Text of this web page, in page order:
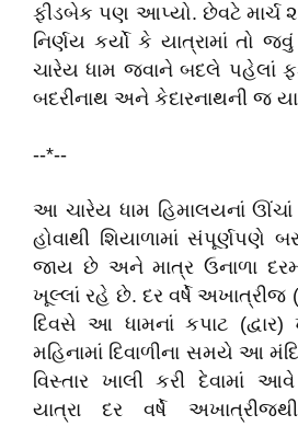
ફીડબેક પણ આપ્યો. છેવટે માર્ચ
નિર્ણય કર્યો કે યાત્રામાં તો
ચારેય ધામ જવાને બદલે પહેલાં
બદરીનાથ અને કેદારનાથની જ
--*--
આ ચારેય ધામ હિમાલયનાં
હોવાથી શિયાળામાં સંપૂર્ણપણે
જાય છે અને માત્ર ઉનાળા
ખૂલ્લાં રહે છે. દર વર્ષે અખાત્રીજ
દિવસે આ ધામનાં કપાટ
મહિનામાં દિવાળીના સમયે આ
વિસ્તાર ખાલી કરી દેવામાં
યાત્રા દર વર્ષે